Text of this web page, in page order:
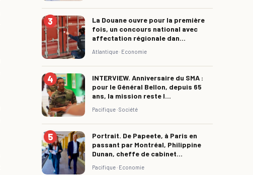
La Douane ouvre pour la première
fois, un concours national avec
affectation régionale dan...
Atlantique · Economie
INTERVIEW. Anniversaire du SMA :
pour le Général Bellon, depuis 65
ans, la mission reste l...
Pacifique ·Société
Portrait. De Papeete, à Paris en
passant par Montréal, Philippine
Dunan, cheffe de cabinet...
Pacifique · Economie